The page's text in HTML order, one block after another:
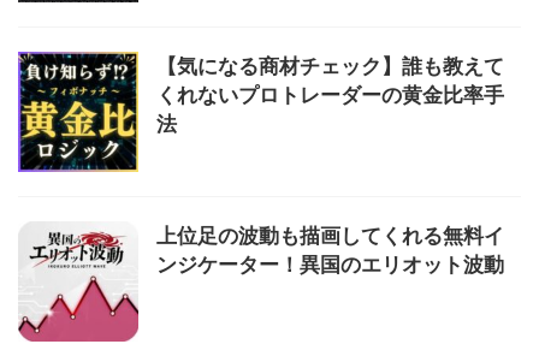
【気になる商材チェック】誰も教えて
くれないプロトレーダーの黄金比率手
法
上位足の波動も描画してくれる無料イ
ンジケーター！異国のエリオット波動